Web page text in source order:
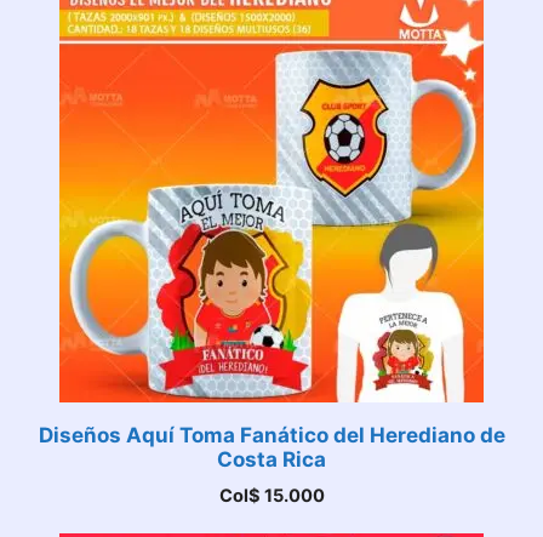
Diseños Aquí Toma Fanático del Herediano de
Costa Rica
Col$ 15.000